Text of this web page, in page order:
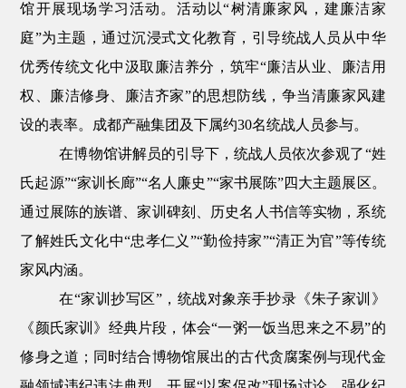
馆开展现场学习活动。活动以“树清廉家风，建廉洁家
庭”为主题，通过沉浸式文化教育，引导统战人员从中华
优秀传统文化中汲取廉洁养分，筑牢“廉洁从业、廉洁用
权、廉洁修身、廉洁齐家”的思想防线，争当清廉家风建
设的表率。 成都产融集团及下属约30名统战人员参与。
在博物馆讲解员的引导下，统战人员依次参观了“姓
氏起源”“家训长廊”“名人廉史”“家书展陈”四大主题展区。
通过展陈的族谱、家训碑刻、历史名人书信等实物，系统
了解姓氏文化中“忠孝仁义 ”“勤俭持家”“清正为官”等传统
家风内涵。
在“家训抄写区”，统战对象亲手抄录《朱子家训》
《颜氏家训》经典片段，体会“一粥一饭当思来之不易”的
修身之道 ； 同时结合博物馆展出的古代贪腐案例与现代金